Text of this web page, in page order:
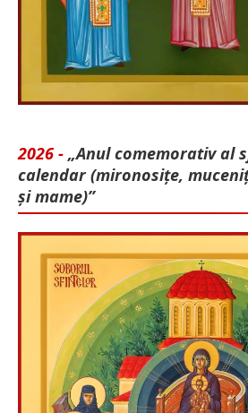
2026 - „Anul comemorativ al
calendar (mironosițe,
și mame)”